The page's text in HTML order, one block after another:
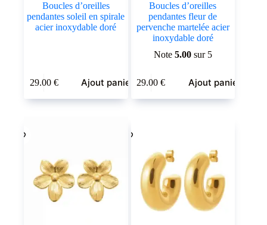
Boucles d’oreilles
pendantes soleil en spirale
acier inoxydable doré
29.00 € Ajout panier
Boucles d’oreilles
pendantes fleur de
pervenche martelée acier
inoxydable doré
Note 5.00sur 5
29.00€ Ajout panier